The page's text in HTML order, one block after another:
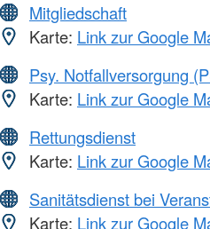
Mitgliedschaft
Karte: Link zur Google
Psy. Notfallversorgung
Karte: Link zur Google
Rettungsdienst
Karte: Link zur Google
Sanitätsdienst bei
Karte: Link zur Google